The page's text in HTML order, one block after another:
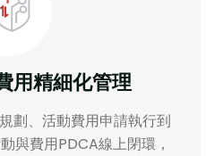
用精細化管理
劃、活動費用申請執行到
與費用PDCA線上閉環，